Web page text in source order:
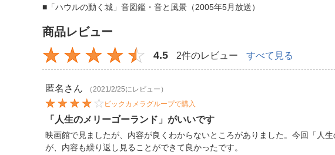
■「ハウルの動く城」音図鑑・音と風景（2005年5月放送）
商品レビュー
4.5 2件のレビュー すべて見る
匿名 さん
（2021/2/25にレビュー）
ビックカメラグループで購入
「人生のメリーゴーランド」がいいです
映画館で見ましたが、内容が良くわからないところがありました。今回「人
が、内容も繰り返し見ることができて良かったです。